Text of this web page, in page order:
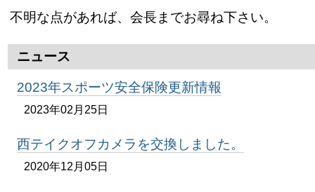
不明な点があれば、会長までお尋ね下さい。
ニュース
2023年スポーツ安全保険更新情報
2023年02月25日
西テイクオフカメラを交換しました。
2020年12月05日